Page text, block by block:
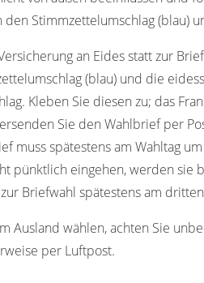
Stimmzettelumschlag (blau)
an Eides statt zur
(blau) und die
Kleben Sie diesen zu; das
Sie den Wahlbrief per
muss spätestens am Wahltag
pünktlich eingehen, werden sie
Briefwahl spätestens am
Ausland wählen, achten Sie
per Luftpost.